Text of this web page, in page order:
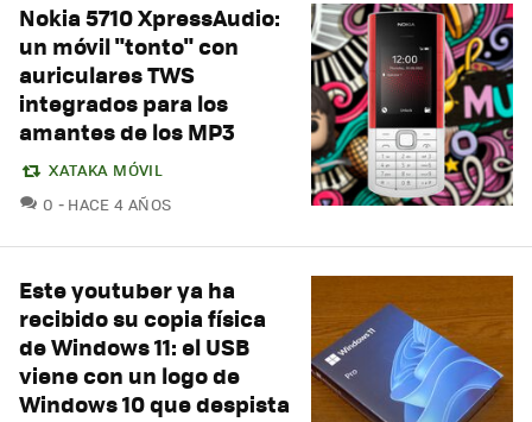
Nokia 5710 XpressAudio:
un móvil "tonto" con
auriculares TWS
integrados para los
amantes de los MP3
XATAKA MÓVIL
0 COMENTARIOS
HACE 4 AÑOS
Este youtuber ya ha
recibido su copia física
de Windows 11: el USB
viene con un logo de
Windows 10 que despista